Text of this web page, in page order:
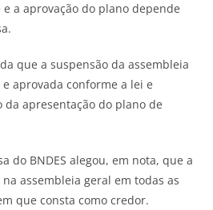
a aprovação do plano depende
que a suspensão da assembleia
aprovada conforme a lei e
da apresentação do plano de
do BNDES alegou, em nota, que a
assembleia geral em todas as
que consta como credor.